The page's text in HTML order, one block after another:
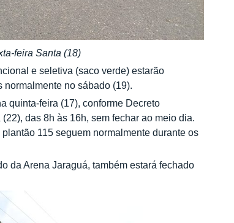
feira Santa (18)
e seletiva (saco verde) estarão
no sábado (19).
quinta-feira (17), conforme Decreto
das 8h às 16h, sem fechar ao meio dia.
115 seguem normalmente durante os
da Arena Jaraguá, também estará fechado